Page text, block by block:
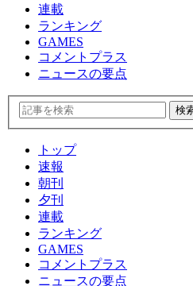
連載
ランキング
GAMES
コメントプラス
ニュースの要点
トップ
速報
朝刊
夕刊
連載
ランキング
GAMES
コメントプラス
ニュースの要点